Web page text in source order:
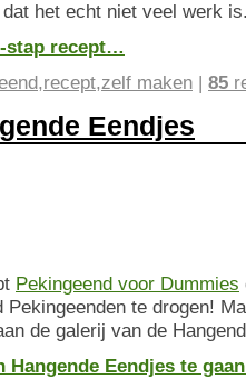
het echt niet veel werk
stap recept…
,recept,zelf maken | 85
Eendjes
Pekingeend voor Dummies
te drogen!
de galerij van de
Hangende Eendjes te